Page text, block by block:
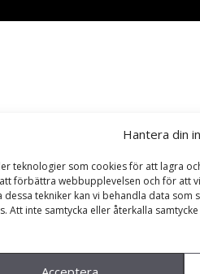
Hantera din
teknologier som cookies för att lagra
förbättra webbupplevelsen och för att
dessa tekniker kan vi behandla data som
Att inte samtycka eller återkalla